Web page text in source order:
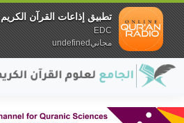
تطبيق إذاعات القرآن الكريم
EDC
مجانيundefined